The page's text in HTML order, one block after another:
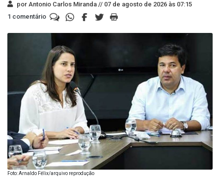
por Antonio Carlos Miranda // 07 de agosto de 2026 às 07:15
1 comentário
Foto: Arnaldo Félix/arquivo reprodução